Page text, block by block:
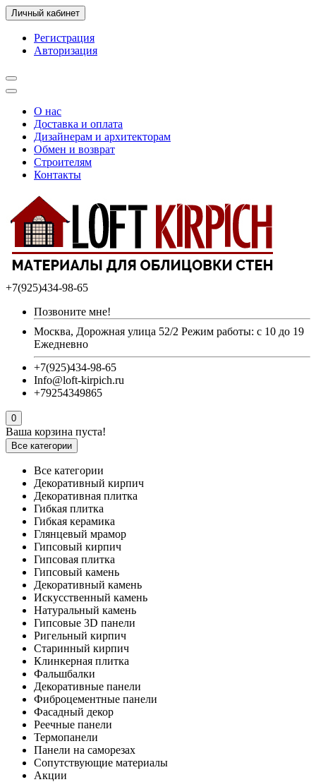
Личный кабинет
Регистрация
Авторизация
О нас
Доставка и оплата
Дизайнерам и архитекторам
Обмен и возврат
Строителям
Контакты
+7(925)434-98-65
Позвоните мне!
Москва, Дорожная улица 52/2 Режим работы: с 10 до 19
Ежедневно
+7(925)434-98-65
Info@loft-kirpich.ru
+79254349865
0
Ваша корзина пуста!
Все категории
Все категории
Декоративный кирпич
Декоративная плитка
Гибкая плитка
Гибкая керамика
Глянцевый мрамор
Гипсовый кирпич
Гипсовая плитка
Гипсовый камень
Декоративный камень
Искусственный камень
Натуральный камень
Гипсовые 3D панели
Ригельный кирпич
Старинный кирпич
Клинкерная плитка
Фальшбалки
Декоративные панели
Фиброцементные панели
Фасадный декор
Реечные панели
Термопанели
Панели на саморезах
Сопутствующие материалы
Акции